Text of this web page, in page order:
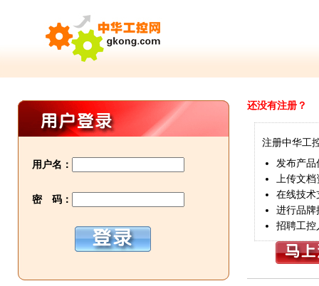
用户名：
密 码：
还没有注册？
注册中华工
发布产品
上传文档
在线技术
进行品牌
招聘工控